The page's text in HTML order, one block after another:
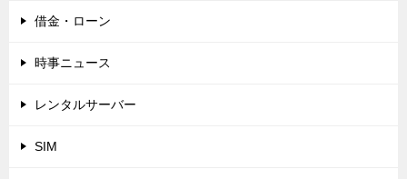
借金・ローン
時事ニュース
レンタルサーバー
SIM